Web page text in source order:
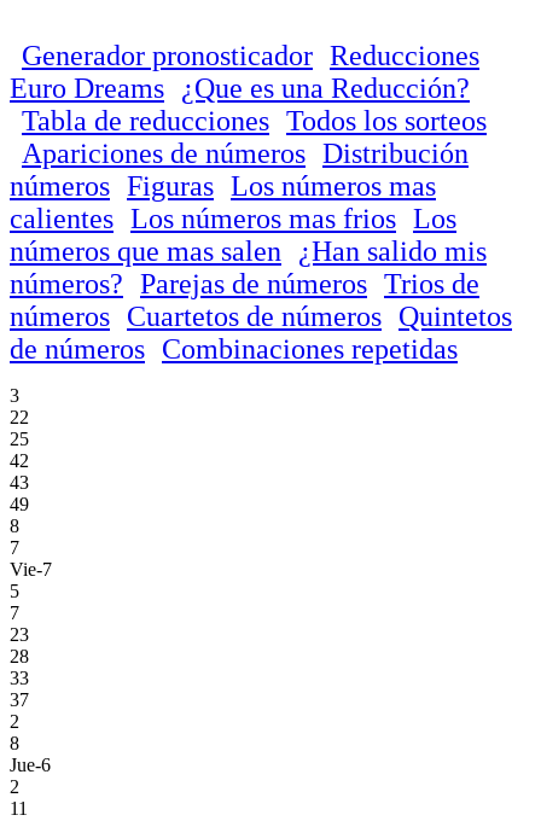
Generador pronosticador Reducciones
Euro Dreams
¿Que es una Reducción?
Tabla de reducciones Todos los sorteos
Apariciones de números Distribución
números Figuras Los números mas
calientes Los números mas frios Los
números que mas salen
¿Han salido mis
números? Parejas de números Trios de
números Cuartetos de números Quintetos
de números Combinaciones repetidas
3
22
25
42
43
49
8
7
Vie-7
5
7
23
28
33
37
2
8
Jue-6
2
11